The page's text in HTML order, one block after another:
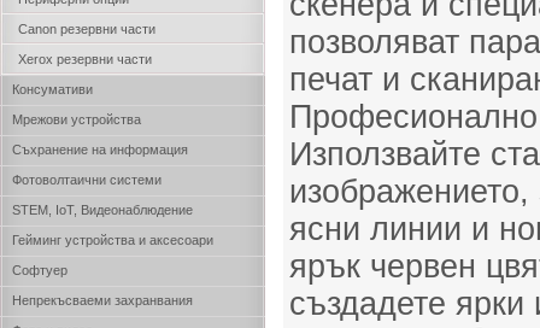
Canon резервни части
Xerox резервни части
Консумативи
Мрежови устройства
Съхранение на информация
Фотоволтаични системи
STEM, IoT, Видеонаблюдение
Гейминг устройства и аксесоари
Софтуер
Непрекъсваеми захранвания
позволяват
печат и
Професионално
Използвайте
изображението,
ясни линии и
ярък червен
създадете